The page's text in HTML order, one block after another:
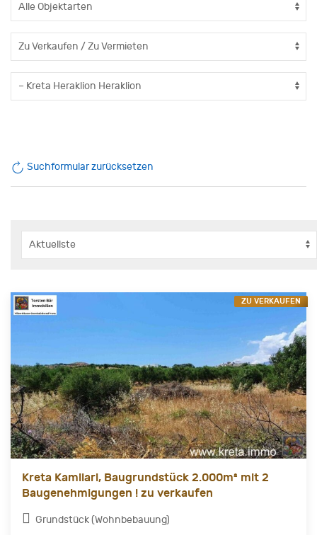
Suchformular zurücksetzen
Kreta Kamilari, Baugrundstück 2.000m² mit 2
Baugenehmigungen ! zu verkaufen
Grundstück (Wohnbebauung)
ZU VERKAUFEN